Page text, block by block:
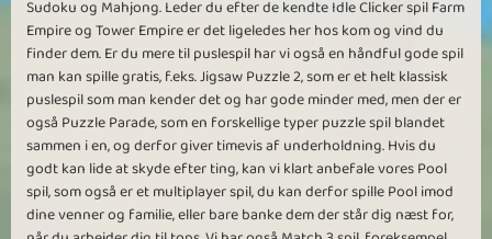
Sudoku og Mahjong. Leder du efter de kendte Idle Clicker spil Farm
Empire og Tower Empire er det ligeledes her hos kom og vind du
finder dem. Er du mere til puslespil har vi også en håndful gode spil
man kan spille gratis, f.eks. Jigsaw Puzzle 2, som er et helt klassisk
puslespil som man kender det og har gode minder med, men der er
også Puzzle Parade, som en forskellige typer puzzle spil blandet
sammen i en, og derfor giver timevis af underholdning. Hvis du
godt kan lide at skyde efter ting, kan vi klart anbefale vores Pool
spil, som også er et multiplayer spil, du kan derfor spille Pool imod
dine venner og familie, eller bare banke dem der står dig næst for,